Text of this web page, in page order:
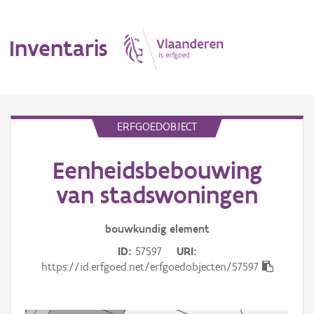
Inventaris
Erfgoedobject
Aanduidingsobject
ERFGOEDOBJECT
Eenheidsbebouwing
van stadswoningen
bouwkundig element
ID 57597
URI
https://id.erfgoed.net/erfgoedobjecten/57597